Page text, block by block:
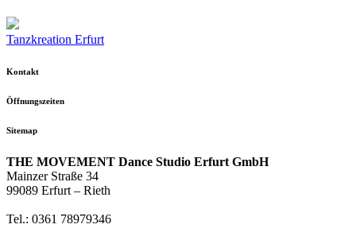
Tanzkreation Erfurt
Kontakt
Öffnungszeiten
Sitemap
THE MOVEMENT Dance Studio Erfurt GmbH
Mainzer Straße 34
99089 Erfurt – Rieth
Tel.: 0361 78979346